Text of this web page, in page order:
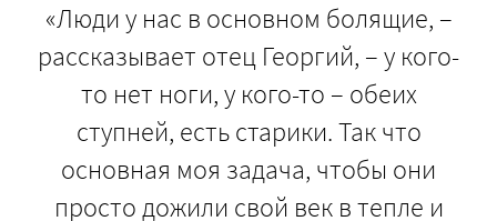
«Люди у нас в основном болящие, –
рассказывает отец Георгий, – у кого-
то нет ноги, у кого-то – обеих
ступней, есть старики. Так что
основная моя задача, чтобы они
просто дожили свой век в тепле и